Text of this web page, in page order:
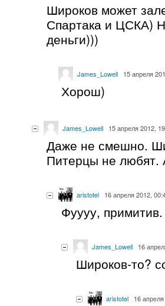
Широков может
Спартака и ЦСКА)
деньги)))
James_Lowell 15 апреля
Хорош)
James_Lowell 15 апреля 2012,
Даже не смешно.
Питерцы не любят.
aristotel 16 апреля 2012,
Фуууу, примитив.
James_Lowell 16
Широков-то?
aristotel 16